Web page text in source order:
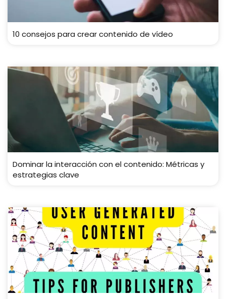
10 consejos para crear contenido de vídeo
Dominar la interacción con el contenido: Métricas y
estrategias clave